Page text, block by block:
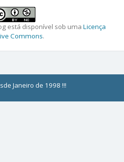
está disponível sob uma Licença
Commons.
Janeiro de 1998 !!!